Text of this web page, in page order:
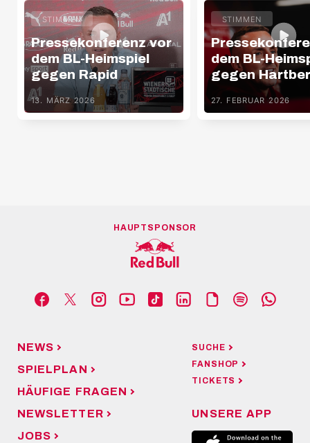
STIMMEN
Pressekonferenz vor
dem BL-Heimspiel
gegen Rapid
13. MÄRZ 2026
STIMMEN
dem BL-
gegen
27. FEBRUAR 2026
HAUPTSPONSOR
NEWS
SPIELPLAN
HÄUFIGE FRAGEN
NEWSLETTER
JOBS
SUCHE
FANSHOP
TICKETS
UNSERE APP